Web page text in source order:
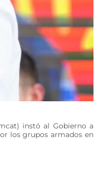
instó al Gobierno a
los grupos armados en